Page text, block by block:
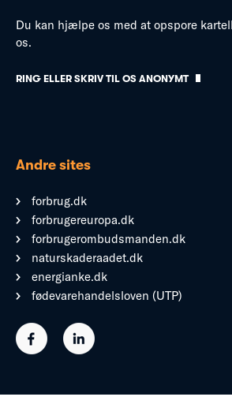
Du kan hjælpe os med at opspore
os.
RING ELLER SKRIV TIL OS ANONYMT
Andre sites
forbrug.dk
forbrugereuropa.dk
forbrugerombudsmanden.dk
naturskaderaadet.dk
energianke.dk
fødevarehandelsloven (UTP)